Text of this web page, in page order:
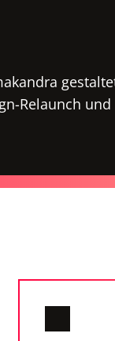
Relaunch und